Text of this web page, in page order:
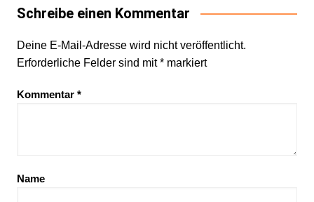
Schreibe einen Kommentar
Deine E-Mail-Adresse wird nicht veröffentlicht.
Erforderliche Felder sind mit*markiert
Kommentar *
Name